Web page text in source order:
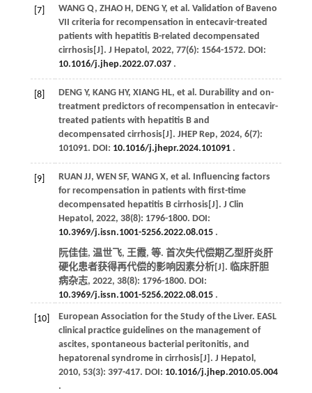
[7] WANG Q, ZHAO H, DENG Y, et al. Validation of Baveno
VII criteria for recompensation in entecavir-treated
patients with hepatitis B-related decompensated
cirrhosis[J]. J Hepatol, 2022, 77(6): 1564-1572. DOI:
10.1016/j.jhep.2022.07.037.
[8] DENG Y, KANG HY, XIANG HL, et al. Durability and on-
treatment predictors of recompensation in entecavir-
treated patients with hepatitis B and
decompensated cirrhosis[J]. JHEP Rep, 2024, 6(7):
101091. DOI: 10.1016/j.jhepr.2024.101091.
[9] RUAN JJ, WEN SF, WANG X, et al. Influencing factors
for recompensation in patients with first-time
decompensated hepatitis B cirrhosis[J]. J Clin
Hepatol, 2022, 38(8): 1796-1800. DOI:
10.3969/j.issn.1001-5256.2022.08.015.
阮佳佳, 温世飞, 王霞, 等. 首次失代偿期乙型肝炎肝
硬化患者获得再代偿的影响因素分析[J]. 临床肝胆
病杂志, 2022, 38(8): 1796-1800. DOI:
10.3969/j.issn.1001-5256.2022.08.015.
[10]
European Association for the Study of the Liver. EASL
clinical practice guidelines on the management of
ascites, spontaneous bacterial peritonitis, and
hepatorenal syndrome in cirrhosis[J]. J Hepatol,
2010, 53(3): 397-417. DOI: 10.1016/j.jhep.2010.05.004
.